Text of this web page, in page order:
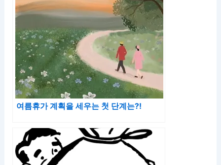
여름휴가 계획을 세우는 첫 단계는?!